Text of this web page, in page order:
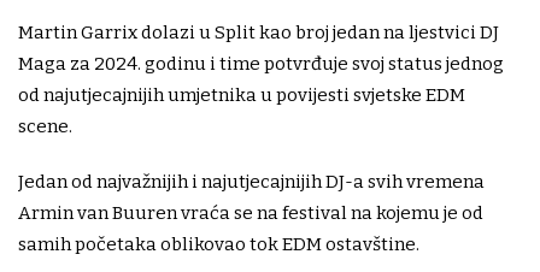
Martin Garrix dolazi u Split kao broj jedan na ljestvici DJ
Maga za 2024. godinu i time potvrđuje svoj status jednog
od najutjecajnijih umjetnika u povijesti svjetske EDM
scene.
Jedan od najvažnijih i najutjecajnijih DJ-a svih vremena
Armin van Buuren vraća se na festival na kojemu je od
samih početaka oblikovao tok EDM ostavštine.